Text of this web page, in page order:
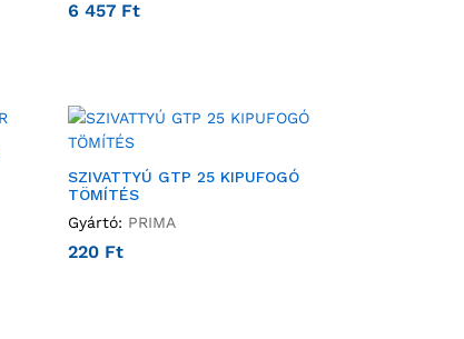
6 457 Ft
SZIVATTYÚ GTP 25 KIPUFOGÓ
TÖMÍTÉS
Gyártó: PRIMA
220 Ft